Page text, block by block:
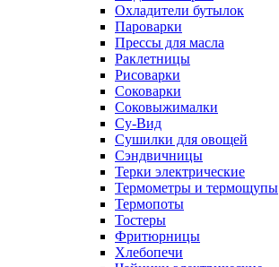
Охладители бутылок
Пароварки
Прессы для масла
Раклетницы
Рисоварки
Соковарки
Соковыжималки
Су-Вид
Сушилки для овощей
Сэндвичницы
Терки электрические
Термометры и термощупы
Термопоты
Тостеры
Фритюрницы
Хлебопечи